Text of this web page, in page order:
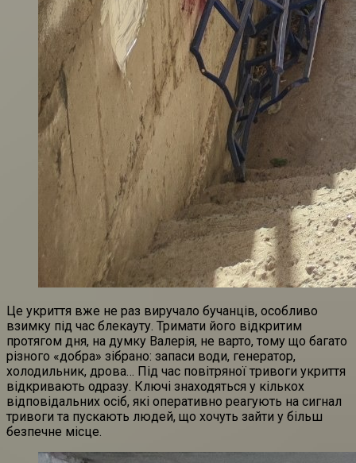
Це укриття вже не раз виручало бучанців, особливо
взимку під час блекауту. Тримати його відкритим
протягом дня, на думку Валерія, не варто, тому що багато
різного «добра» зібрано: запаси води, генератор,
холодильник, дрова… Під час повітряної тривоги укриття
відкривають одразу. Ключі знаходяться у кількох
відповідальних осіб, які оперативно реагують на сигнал
тривоги та пускають людей, що хочуть зайти у більш
безпечне місце.